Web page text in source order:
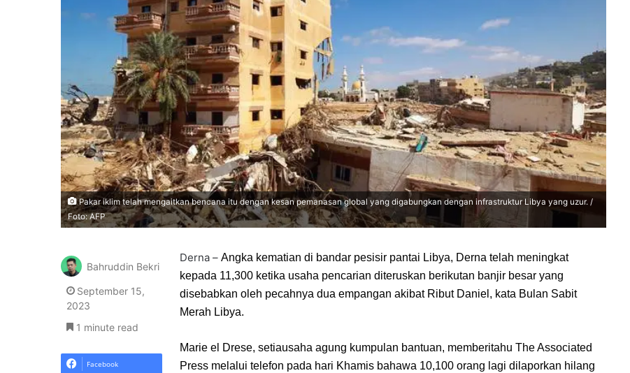
Pakar iklim telah mengaitkan bencana itu dengan kesan pemanasan global yang digabungkan dengan infrastruktur Libya yang uzur. /
Foto: AFP
Derna – Angka kematian di bandar pesisir pantai Libya, Derna telah meningkat
kepada 11,300 ketika usaha pencarian diteruskan berikutan banjir besar yang
disebabkan oleh pecahnya dua empangan akibat Ribut Daniel, kata Bulan Sabit
Merah Libya.
Marie el Drese, setiausaha agung kumpulan bantuan, memberitahu The Associated
Press melalui telefon pada hari Khamis bahawa 10,100 orang lagi dilaporkan hilang
Bahruddin Bekri
September 15,
2023
1 minute read
Facebook